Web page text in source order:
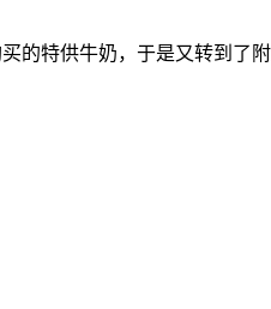
的特供牛奶，于是又转到